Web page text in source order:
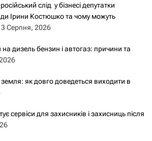
слід у бізнесі депутатки
Ірини Костюшко та чому можуть
3 Серпня, 2026
на дизель бензин і автогаз: причини та
як довго доведеться виходити в
сервіси для захисників і захисниць після